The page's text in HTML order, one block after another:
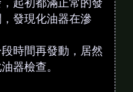
起初都滿正常的發
發現化油器在滲
時間再發動，居然
器檢查。